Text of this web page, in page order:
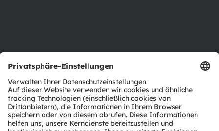
Produkt Selektor
Download Center
Tools
Kundenanfragen
Technischer Support